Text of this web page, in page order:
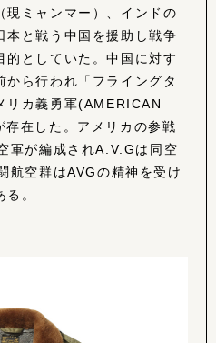
現ミャンマー）、インドの
本と戦う中国を援助し戦争
的としていた。中国に対す
から行われ「フライングタ
リカ義勇軍(AMERICAN
在した。アメリカの参戦
軍が編成されA.V.Gは同空
航空群はAVGの精神を受け
。